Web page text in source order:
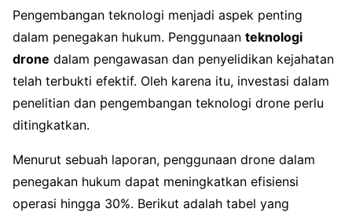
Pengembangan teknologi menjadi aspek penting
dalam penegakan hukum. Penggunaan teknologi
drone dalam pengawasan dan penyelidikan kejahatan
telah terbukti efektif. Oleh karena itu, investasi dalam
penelitian dan pengembangan teknologi drone perlu
ditingkatkan.
Menurut sebuah laporan, penggunaan drone dalam
penegakan hukum dapat meningkatkan efisiensi
operasi hingga 30%. Berikut adalah tabel yang